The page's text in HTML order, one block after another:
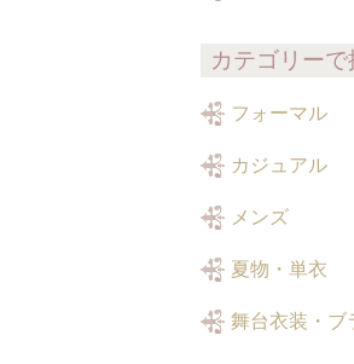
カテゴリーで
フォーマル
カジュアル
メンズ
夏物・単衣
舞台衣装・ブ